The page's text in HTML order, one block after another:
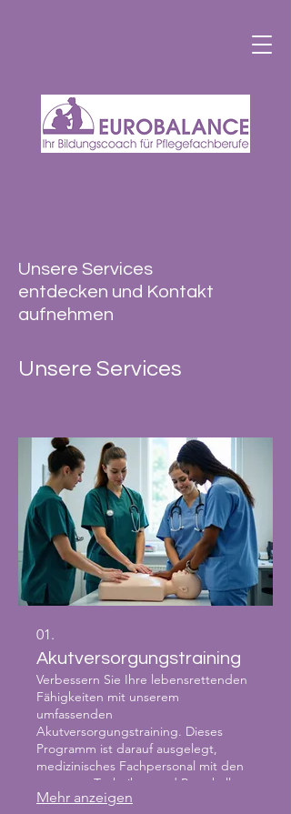
Unsere Services
entdecken und Kontakt
aufnehmen
Unsere Services
01.
Akutversorgungstraining
Verbessern Sie Ihre lebensrettenden
Fähigkeiten mit unserem
umfassenden
Akutversorgungstraining. Dieses
Programm ist darauf ausgelegt,
medizinisches Fachpersonal mit den
neuesten Techniken und Protokollen
für die Notfallbehandlung
Mehr anzeigen